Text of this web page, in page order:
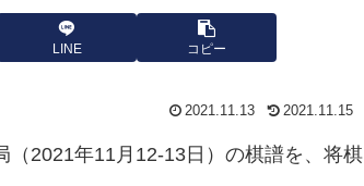
LINE コピー
2021.11.13 2021.11.15
2021年11月12-13日）の棋譜を、将棋